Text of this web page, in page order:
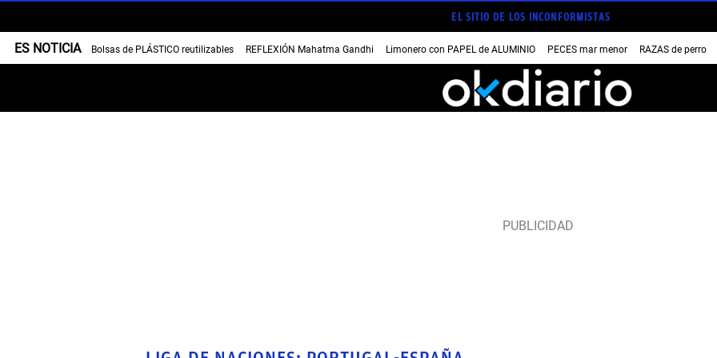
EL SITIO DE LOS INCONFORMISTAS
ES NOTICIA Bolsas de PLÁSTICO reutilizables REFLEXIÓN Mahatma Gandhi Limonero con PAPEL de ALUMINIO PECES mar menor RAZAS de perro